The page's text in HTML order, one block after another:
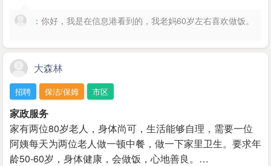
： 你好，我是在信息港看到的，我老妈60岁左右喜欢做饭。
大森林
招聘 保洁/保姆 市区
家政服务
家有两位80岁老人，身体尚可，生活能够自理，需要一位
阿姨每天为两位老人做一顿中餐，做一下家里卫生。要求年
龄50-60岁，身体健康，会做饭，心地善良。…